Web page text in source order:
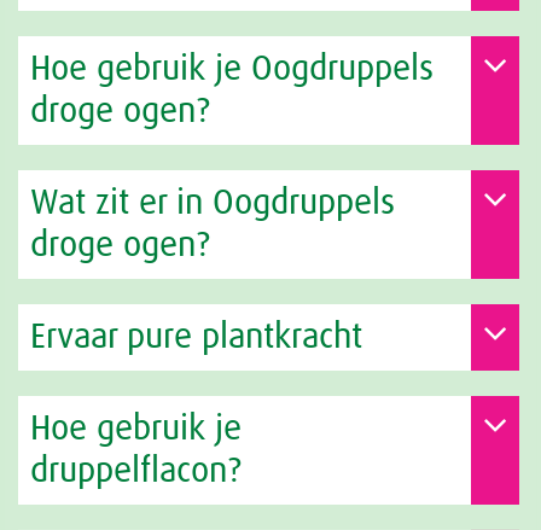
Hoe gebruik je Oogdruppels
droge ogen?
Wat zit er in Oogdruppels
droge ogen?
Ervaar pure plantkracht
Hoe gebruik je
druppelflacon?